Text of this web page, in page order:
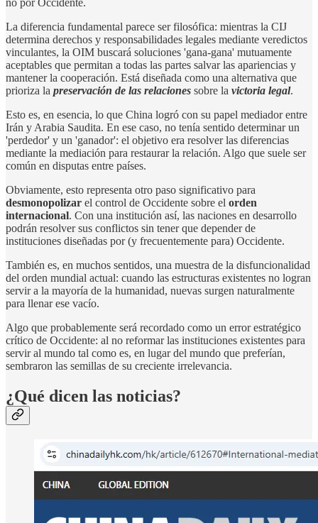
La diferencia fundamental parece ser filosófica: mientras la CIJ
determina derechos y responsabilidades legales mediante veredictos
vinculantes, la OIM buscará soluciones 'gana-gana' mutuamente
aceptables que permitan a todas las partes salvar las apariencias y
mantener la cooperación. Está diseñada como una alternativa que
prioriza la preservación de las relaciones sobre la victoria legal.
Esto es, en esencia, lo que China logró con su papel mediador entre
Irán y Arabia Saudita. En ese caso, no tenía sentido determinar un
'perdedor' y un 'ganador': el objetivo era resolver las diferencias
mediante la mediación para restaurar la relación. Algo que suele ser
común en disputas entre países.
Obviamente, esto representa otro paso significativo para
desmonopolizar el control de Occidente sobre el orden
internacional. Con una institución así, las naciones en desarrollo
podrán resolver sus conflictos sin tener que depender de
instituciones diseñadas por (y frecuentemente para) Occidente.
También es, en muchos sentidos, una muestra de la disfuncionalidad
del orden mundial actual: cuando las estructuras existentes no logran
servir a la mayoría de la humanidad, nuevas surgen naturalmente
para llenar ese vacío.
Algo que probablemente será recordado como un error estratégico
crítico de Occidente: al no reformar las instituciones existentes para
servir al mundo tal como es, en lugar del mundo que preferían,
sembraron las semillas de su creciente irrelevancia.
¿Qué dicen las noticias?